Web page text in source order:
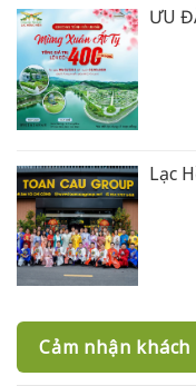
ƯU
Lạc
Cảm nhận khách